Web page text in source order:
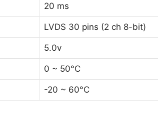
20 ms
LVDS 30 pins (2 ch 8-bit)
5.0v
0 ~ 50°C
-20 ~ 60°C